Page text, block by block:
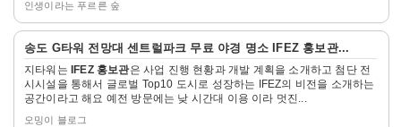
인생이라는 푸르른 숲
송도 G타워 전망대 센트럴파크 무료 야경 명소 IFEZ 홍보관...
지타워는 IFEZ 홍보관은 사업 진행 현황과 개발 계획을 소개하고 첨단 전
시시설을 통해서 글로벌 Top10 도시로 성장하는 IFEZ의 비전을 소개하는
공간이라고 해요 예전 방문에는 낮 시간대 이용 이라 멋진...
오밍이 블로그
자
보